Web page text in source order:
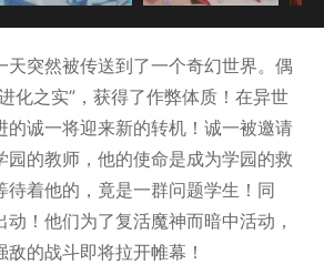
天突然被传送到了一个奇幻世界。偶
化之实”，获得了作弊体质！在异世
的诚一将迎来新的转机！诚一被邀请
园的教师，他的使命是成为学园的救
待着他的，竟是一群问题学生！同
！他们为了复活魔神而暗中活动，
的战斗即将拉开帷幕！